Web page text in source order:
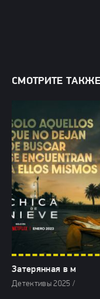
СМОТРИТЕ
Затерянная в
Детективы 2025 /